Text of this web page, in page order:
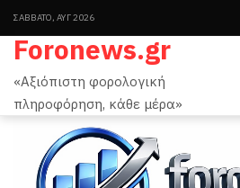
ΣΆΒΒΑΤΟ, ΑΥΓ 2026
Foronews.gr
«Αξιόπιστη φορολογική
πληροφόρηση, κάθε μέρα»